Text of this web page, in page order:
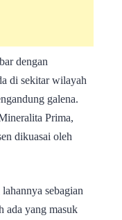
dengan
di sekitar wilayah
galena.
Prima,
dikuasai oleh
sebagian
ada yang masuk